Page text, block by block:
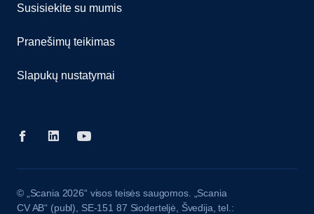
Susisiekite su mumis
Pranešimų teikimas
Slapukų nustatymai
© „Scania 2026“ visos teisės saugomos. „Scania
CV AB“ (publ), SE-151 87 Sioderteljė, Švedija, tel.: